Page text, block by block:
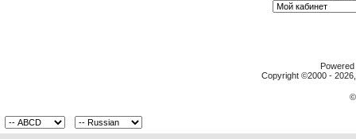
Copyright ©2000 -
©